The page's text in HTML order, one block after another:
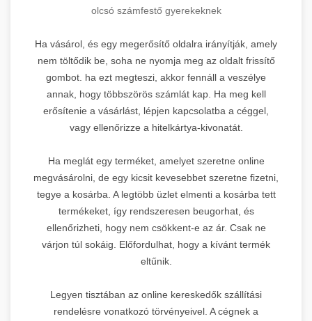
olcsó számfestő gyerekeknek
Ha vásárol, és egy megerősítő oldalra irányítják, amely
nem töltődik be, soha ne nyomja meg az oldalt frissítő
gombot. ha ezt megteszi, akkor fennáll a veszélye
annak, hogy többszörös számlát kap. Ha meg kell
erősítenie a vásárlást, lépjen kapcsolatba a céggel,
vagy ellenőrizze a hitelkártya-kivonatát.
Ha meglát egy terméket, amelyet szeretne online
megvásárolni, de egy kicsit kevesebbet szeretne fizetni,
tegye a kosárba. A legtöbb üzlet elmenti a kosárba tett
termékeket, így rendszeresen beugorhat, és
ellenőrizheti, hogy nem csökkent-e az ár. Csak ne
várjon túl sokáig. Előfordulhat, hogy a kívánt termék
eltűnik.
Legyen tisztában az online kereskedők szállítási
rendelésre vonatkozó törvényeivel. A cégnek a